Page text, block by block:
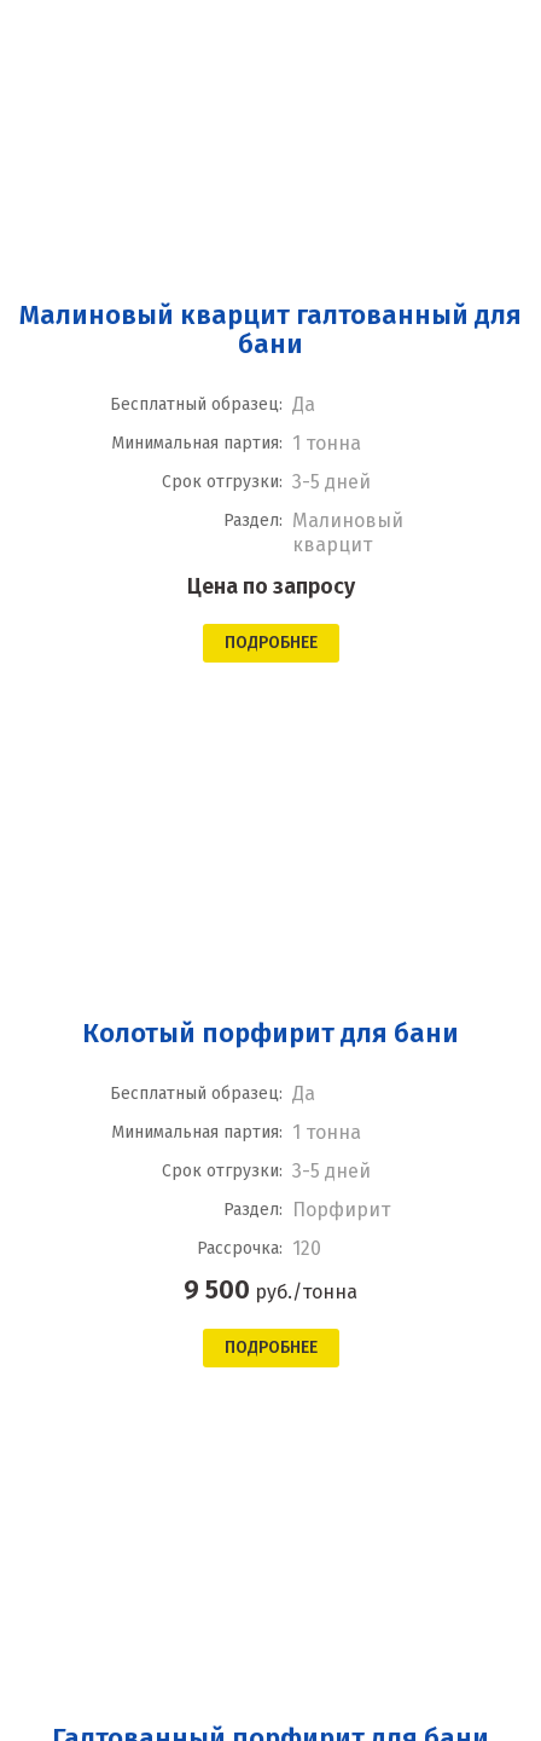
Малиновый кварцит галтованный для
бани
Бесплатный образец: Да
Минимальная партия: 1 тонна
Срок отгрузки: 3-5 дней
Раздел: Малиновый
кварцит
Цена по запросу
ПОДРОБНЕЕ
Колотый порфирит для бани
Бесплатный образец: Да
Минимальная партия: 1 тонна
Срок отгрузки: 3-5 дней
Раздел: Порфирит
Рассрочка: 120
9 500 руб./тонна
ПОДРОБНЕЕ